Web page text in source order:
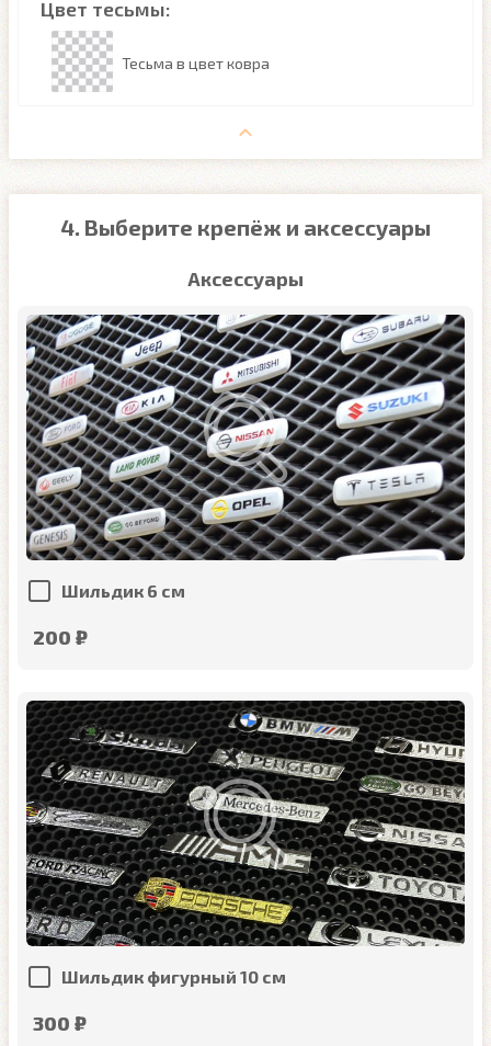
Цвет тесьмы:
Тесьма в цвет ковра
4. Выберите крепёж и аксессуары
Аксессуары
Шильдик 6 см
200 ₽
Шильдик фигурный 10 см
300 ₽